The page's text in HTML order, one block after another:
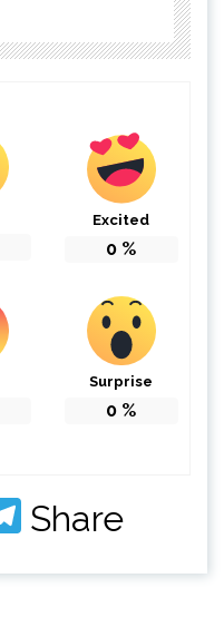
Excited
0 %
Surprise
0 %
Telegram
Share